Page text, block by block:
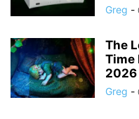
Greg -
The
Time
2026
Greg -